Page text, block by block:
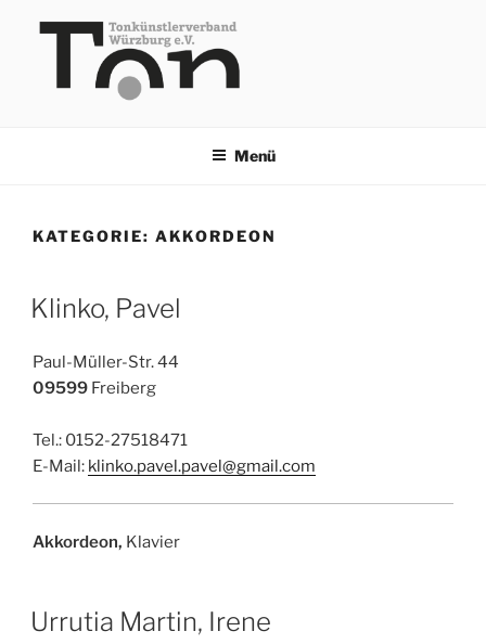
Inhalt
Menü
KATEGORIE: AKKORDEON
Klinko, Pavel
Paul-Müller-Str. 44
09599 Freiberg
Tel.: 0152-27518471
E-Mail: klinko.pavel.pavel@gmail.com
Akkordeon, Klavier
Urrutia Martin, Irene